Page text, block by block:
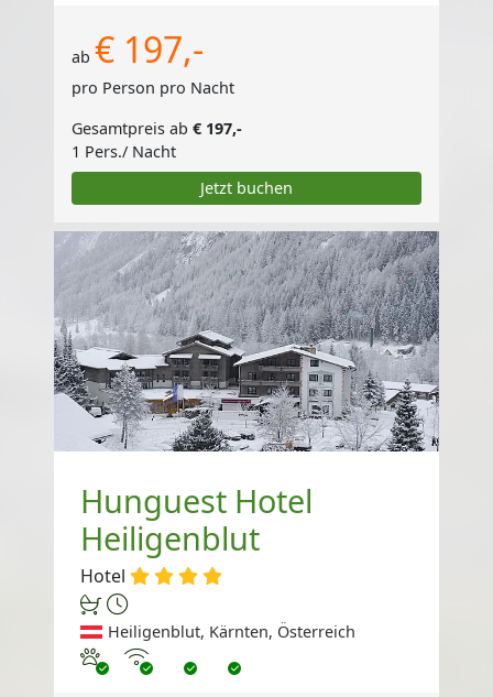
ab € 197,-
pro Person pro Nacht
Gesamtpreis ab € 197,-
1 Pers./ Nacht
Jetzt buchen
Hunguest Hotel
Heiligenblut
Hotel
Heiligenblut, Kärnten, Österreich
Haustiere erlaubt
Internet